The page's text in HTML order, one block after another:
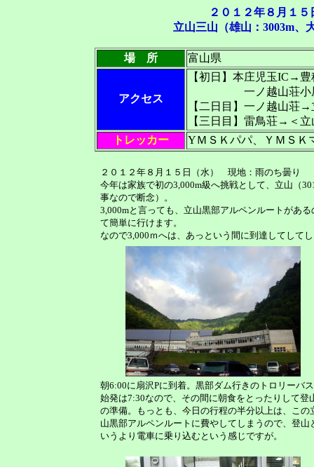
２０１２年８月１
立山三山（雄山：3003m、
場 所 富山県
アクセス
【初日】本庄児玉IC→
一ノ越山荘小屋
【二日目】一ノ越山
【三日目】雷鳥荘→＜
トレッカー
YＭＳＫパパ、ＹＭＳＫ
２０１２年８月１５日（水） 現地：雨のち曇り
今年は家族で初の3,000m級へ挑戦として、立山（
事なので断念）。
3,000mと言っても、立山黒部アルペンルートがあ
て簡単に行けます。
なので3,000ｍへは、あっという間に到達してして
朝6:00に扇沢Pに到着。黒部ダム行きのトロリーバ
始発は7:30なので、その間に朝食をとったりして登
の準備。もっとも、今日の行程の半分以上は、この
山黒部アルペンルートに費やしてしまうので、登山
いうより電車に乗り込むという感じですが。